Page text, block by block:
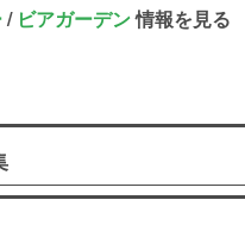
/ ビアガーデン情報を見る